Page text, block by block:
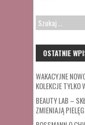
SZUKAJ:
OSTATNIE
WAKACYJNE
KOLEKCJE TYLKO
BEAUTY LAB –
ZMIENIAJĄ